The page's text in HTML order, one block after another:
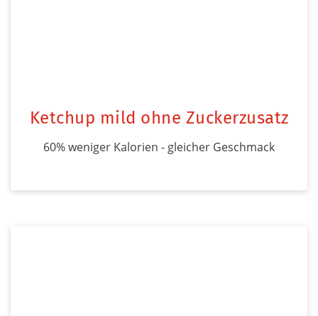
Ketchup mild ohne Zuckerzusatz
60% weniger Kalorien - gleicher Geschmack